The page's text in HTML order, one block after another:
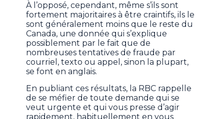
À l’opposé, cependant, même s’ils sont
fortement majoritaires à être craintifs, ils le
sont généralement moins que le reste du
Canada, une donnée qui s’explique
possiblement par le fait que de
nombreuses tentatives de fraude par
courriel, texto ou appel, sinon la plupart,
se font en anglais.
En publiant ces résultats, la RBC rappelle
de se méfier de toute demande qui se
veut urgente et qui vous presse d’agir
rapidement, habituellement en vous